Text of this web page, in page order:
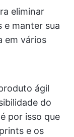
eliminar
e manter sua
em vários
ágil
do
por isso que
e os